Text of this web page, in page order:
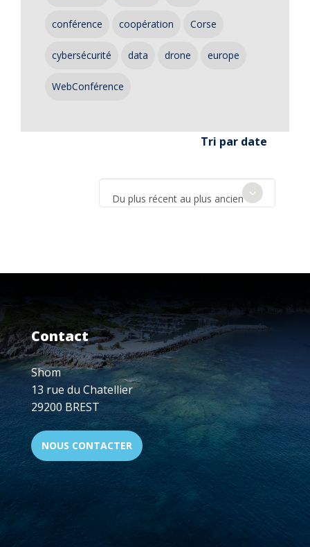
conférence coopération Corse
cybersécurité data drone europe
WebConférence
Tri par date
Du plus récent au plus ancien
Contact
Shom
13 rue du Chatellier
29200 BREST
NOUS CONTACTER